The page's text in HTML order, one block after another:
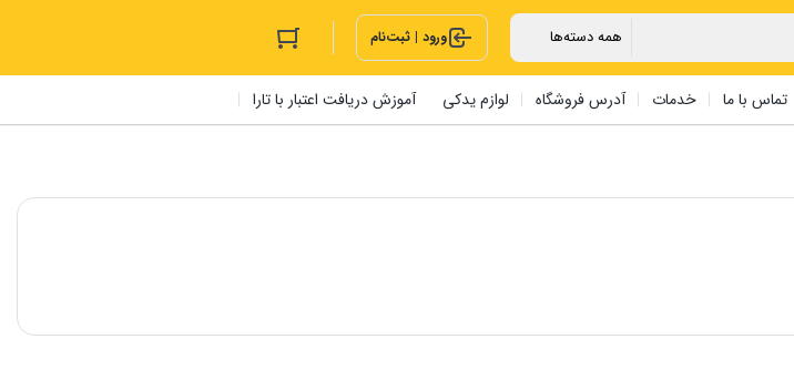
ورود | ثبت‌نام
تماس با ما خدمات آدرس فروشگاه لوازم یدکی آموزش دریافت اعتبار با تارا